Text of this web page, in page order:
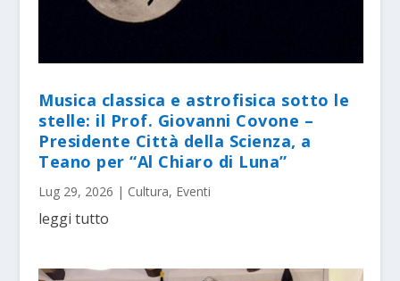
Musica classica e astrofisica sotto le
stelle: il Prof. Giovanni Covone –
Presidente Città della Scienza, a
Teano per “Al Chiaro di Luna”
Lug 29, 2026 | Cultura, Eventi
leggi tutto